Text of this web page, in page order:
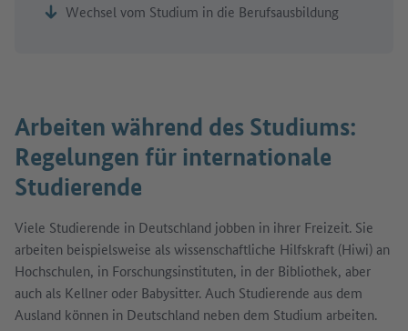
Wechsel vom Studium in die Berufsausbildung
Arbeiten während des Studiums:
Regelungen für internationale
Studierende
Viele Studierende in Deutschland jobben in ihrer Freizeit. Sie
arbeiten beispielsweise als wissenschaftliche Hilfskraft (Hiwi) an
Hochschulen, in Forschungsinstituten, in der Bibliothek, aber
auch als Kellner oder Babysitter. Auch Studierende aus dem
Ausland können in Deutschland neben dem Studium arbeiten.